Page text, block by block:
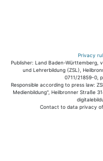
Privacy
Publisher: Land Baden-Württemberg,
und Lehrerbildung (ZSL),
0711/21859-0,
Responsible according to press law:
Medienbildung", Heilbronner Straße
Contact to data privacy